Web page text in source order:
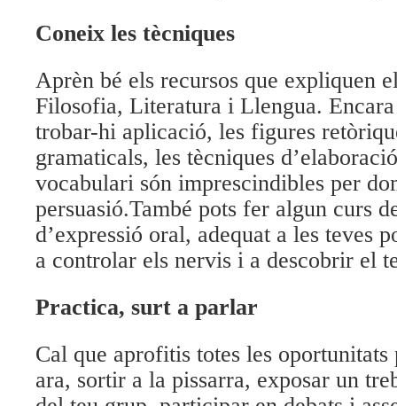
Coneix les tècniques
Aprèn bé els recursos que expliquen
Filosofia, Literatura i Llengua. Encara
trobar-hi aplicació, les figures
gramaticals, les tècniques
vocabulari són imprescindibles per
persuasió.També pots fer algun curs
d’expressió oral, adequat a les teves
a controlar els nervis i a descobrir el
Practica, surt a parlar
Cal que aprofitis totes les
ara, sortir a la pissarra, exposar un